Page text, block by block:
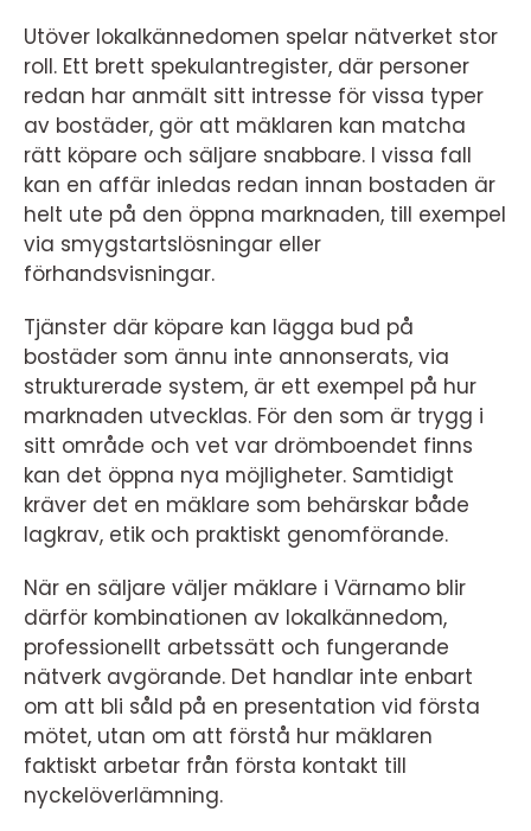
Utöver lokalkännedomen spelar nätverket stor
roll. Ett brett spekulantregister, där personer
redan har anmält sitt intresse för vissa typer
av bostäder, gör att mäklaren kan matcha
rätt köpare och säljare snabbare. I vissa fall
kan en affär inledas redan innan bostaden är
helt ute på den öppna marknaden, till exempel
via smygstartslösningar eller
förhandsvisningar.
Tjänster där köpare kan lägga bud på
bostäder som ännu inte annonserats, via
strukturerade system, är ett exempel på hur
marknaden utvecklas. För den som är trygg i
sitt område och vet var drömboendet finns
kan det öppna nya möjligheter. Samtidigt
kräver det en mäklare som behärskar både
lagkrav, etik och praktiskt genomförande.
När en säljare väljer mäklare i Värnamo blir
därför kombinationen av lokalkännedom,
professionellt arbetssätt och fungerande
nätverk avgörande. Det handlar inte enbart
om att bli såld på en presentation vid första
mötet, utan om att förstå hur mäklaren
faktiskt arbetar från första kontakt till
nyckelöverlämning.